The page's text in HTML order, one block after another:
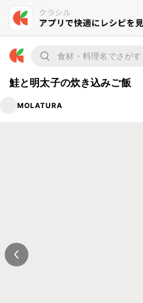
鮭と明太子の炊き込みご飯
MOLATURA